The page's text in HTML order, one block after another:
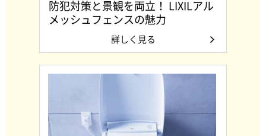
防犯対策と景観を両立！ LIXILアル
メッシュフェンスの魅力
詳しく見る